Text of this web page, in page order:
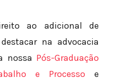
ao adicional de
na advocacia
nossa Pós-Graduação
e Processo e